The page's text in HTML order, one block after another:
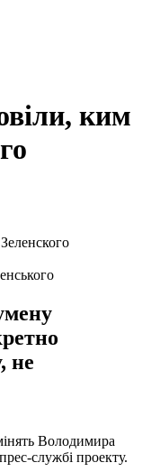
ким
не
Володимира
службі проекту.